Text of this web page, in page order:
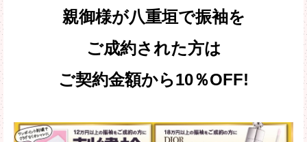
親御様が八重垣で振袖を
ご成約された方は
ご契約金額から10％OFF!